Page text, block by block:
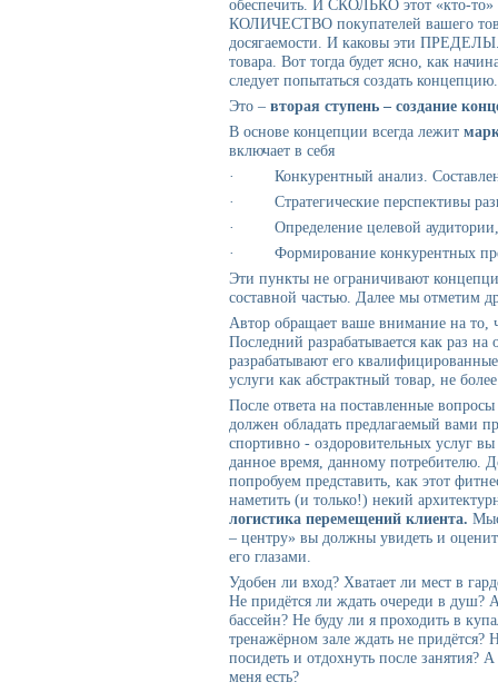
обеспечить. И СКОЛЬКО этот «кто-то»
КОЛИЧЕСТВО покупателей вашего
досягаемости. И каковы эти
товара. Вот тогда будет ясно, как
следует попытаться создать концепцию.
Это – вторая ступень – создание
В основе концепции всегда лежит
включает в себя
· Конкурентный анализ.
· Стратегические перспективы
· Определение целевой аудитории,
· Формирование конкурентных
Эти пункты не ограничивают
составной частью. Далее мы отметим
Автор обращает ваше внимание на то,
Последний разрабатывается как раз
разрабатывают его
услуги как абстрактный товар, не
После ответа на поставленные
должен обладать предлагаемый вами
спортивно - оздоровительных услуг
данное время, данному потребителю.
попробуем представить, как этот
наметить (и только!) некий
логистика перемещений клиента.
– центру» вы должны увидеть и
его глазами.
Удобен ли вход? Хватает ли мест в
Не придётся ли ждать очереди в душ?
бассейн? Не буду ли я проходить в
тренажёрном зале ждать не придётся?
посидеть и отдохнуть после занятия?
меня есть?